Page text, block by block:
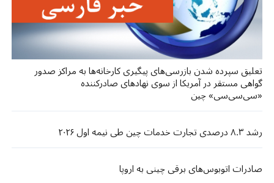
تعلیق سپرده شدن بازرسی‌های پیگیری کارخانه‌ها به مراکز صدور
گواهی مستقر در آمریکا از سوی نهادهای صادرکننده
«سی‌سی‌سی» چین
رشد ۸.۳ درصدی تجارت خدمات چین طی نیمه اول ۲۰۲۶
صادرات اتوبوس‌های برقی چینی به اروپا